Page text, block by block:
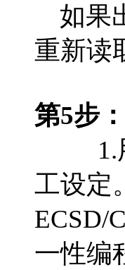
如果
重新读
第5步
1.用
工设定
ECSD/
一性编